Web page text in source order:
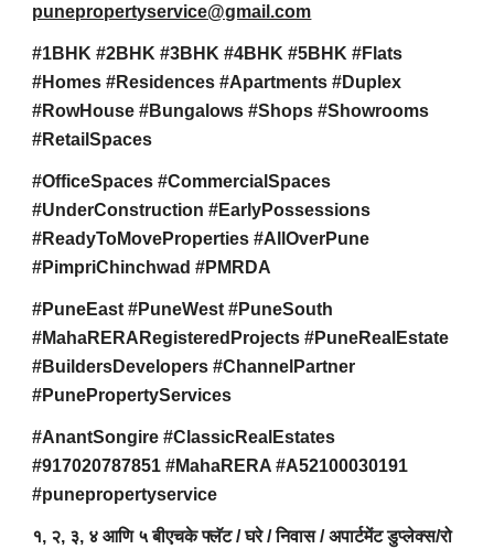
punepropertyservice@gmail.com
#1BHK #2BHK #3BHK #4BHK #5BHK #Flats
#Homes #Residences #Apartments #Duplex
#RowHouse #Bungalows #Shops #Showrooms
#RetailSpaces
#OfficeSpaces #CommercialSpaces
#UnderConstruction #EarlyPossessions
#ReadyToMoveProperties #AllOverPune
#PimpriChinchwad #PMRDA
#PuneEast #PuneWest #PuneSouth
#MahaRERARegisteredProjects #PuneRealEstate
#BuildersDevelopers #ChannelPartner
#PunePropertyServices
#AnantSongire #ClassicRealEstates
#917020787851 #MahaRERA #A52100030191
#punepropertyservice
१, २, ३, ४ आणि ५ बीएचके फ्लॅट / घरे / निवास / अपार्टमेंट डुप्लेक्स/रो